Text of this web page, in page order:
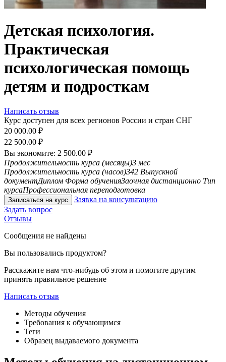
Детская психология.
Практическая
психологическая помощь
детям и подросткам
Написать отзыв
Курс доступен для всех регионов России и стран СНГ
20 000.00 ₽
22 500.00 ₽
Вы экономите: 2 500.00 ₽
Продолжительность курса (месяцы)3 мес
Продолжительность курса (часов)342 Выпускной
документДиплом Форма обученияЗаочная дистанционно Тип
курсаПрофессиональная переподготовка
Записаться на курс
Заявка на консультацию
Задать вопрос
Отзывы
Сообщения не найдены
Вы пользовались продуктом?
Расскажите нам что-нибудь об этом и помогите другим
принять правильное решение
Написать отзыв
Методы обучения
Требования к обучающимся
Теги
Образец выдаваемого документа